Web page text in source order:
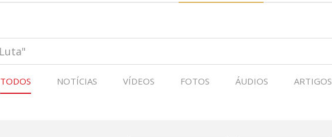
TODOS NOTÍCIAS VÍDEOS FOTOS ÁUDIOS ARTIGOS